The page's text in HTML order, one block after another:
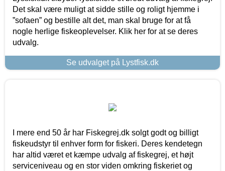
Det skal være muligt at sidde stille og roligt hjemme i
”sofaen” og bestille alt det, man skal bruge for at få
nogle herlige fiskeoplevelser. Klik her for at se deres
udvalg.
Se udvalget på Lystfisk.dk
I mere end 50 år har Fiskegrej.dk solgt godt og billigt
fiskeudstyr til enhver form for fiskeri. Deres kendetegn
har altid været et kæmpe udvalg af fiskegrej, et højt
serviceniveau og en stor viden omkring fiskeriet og